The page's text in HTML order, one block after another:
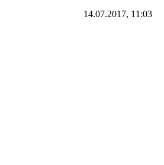
14.07.2017, 11:03